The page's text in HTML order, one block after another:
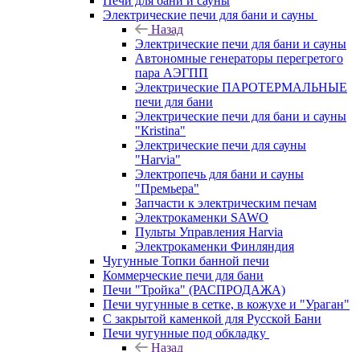
Электрические печи для бани и сауны
Назад
Электрические печи для бани и сауны
Автономные генераторы перегретого
пара АЭГПП
Электрические ПАРОТЕРМАЛЬНЫЕ
печи для бани
Электрические печи для бани и сауны
"Кristina"
Электрические печи для сауны
"Harvia"
Электропечь для бани и сауны
"Премьера"
Запчасти к электрическим печам
Электрокаменки SAWO
Пульты Управления Harvia
Электрокаменки Финляндия
Чугунные Топки банной печи
Коммерческие печи для бани
Печи "Тройка" (РАСПРОДАЖА)
Печи чугунные в сетке, в кожухе и "Ураган"
С закрытой каменкой для Русской Бани
Печи чугунные под обкладку
Назад